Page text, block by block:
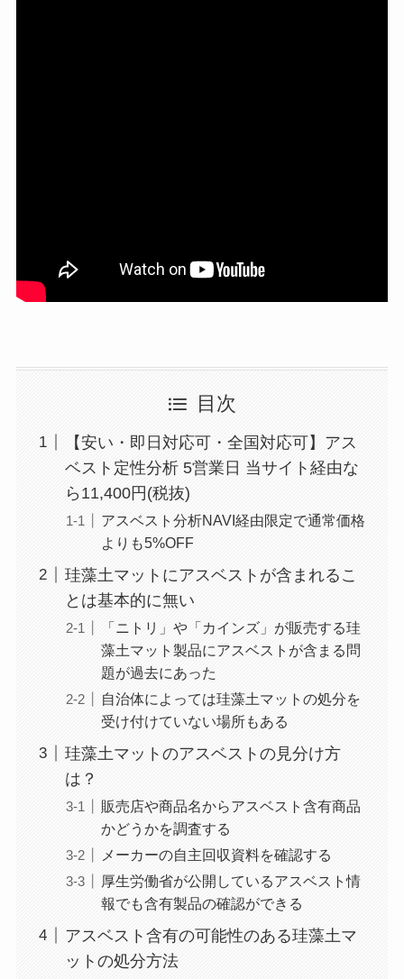
目次
【安い・即日対応可・全国対応可】アス
ベスト定性分析 5営業日 当サイト経由な
ら11,400円(税抜)
アスベスト分析NAVI経由限定で通常価格
よりも5%OFF
珪藻土マットにアスベストが含まれるこ
とは基本的に無い
「ニトリ」や「カインズ」が販売する珪
藻土マット製品にアスベストが含まる問
題が過去にあった
自治体によっては珪藻土マットの処分を
受け付けていない場所もある
珪藻土マットのアスベストの見分け方
は？
販売店や商品名からアスベスト含有商品
かどうかを調査する
メーカーの自主回収資料を確認する
厚生労働省が公開しているアスベスト情
報でも含有製品の確認ができる
アスベスト含有の可能性のある珪藻土マ
ットの処分方法